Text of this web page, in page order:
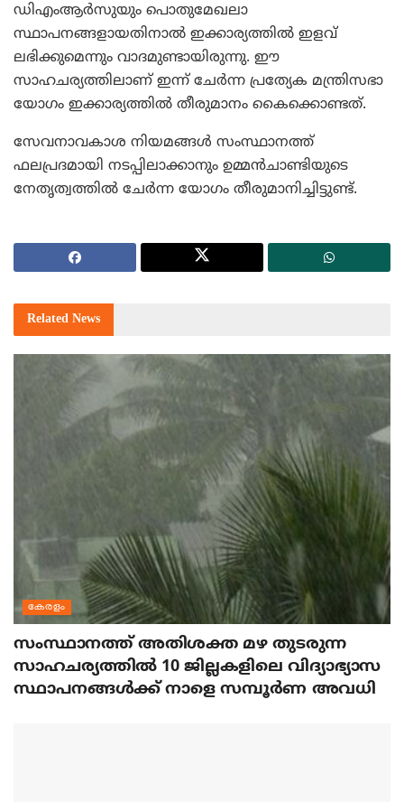
ഡിഎംആര്‍സുയും പൊതുമേഖലാ
സ്ഥാപനങ്ങളായതിനാല്‍ ഇക്കാര്യത്തില്‍ ഇളവ്
ലഭിക്കുമെന്നും വാദമുണ്ടായിരുന്നു. ഈ
സാഹചര്യത്തിലാണ് ഇന്ന് ചേര്‍ന്ന പ്രത്യേക മന്ത്രിസഭാ
യോഗം ഇക്കാര്യത്തില്‍ തീരുമാനം കൈക്കൊണ്ടത്.
സേവനാവകാശ നിയമങ്ങള്‍ സംസ്ഥാനത്ത്
ഫലപ്രദമായി നടപ്പിലാക്കാനും ഉമ്മന്‍ചാണ്ടിയുടെ
നേതൃത്വത്തില്‍ ചേര്‍ന്ന യോഗം തീരുമാനിച്ചിട്ടുണ്ട്.
Related News
കേരളം
സംസ്ഥാനത്ത് അതിശക്ത മഴ തുടരുന്ന
സാഹചര്യത്തിൽ 10 ജില്ലകളിലെ വിദ്യാഭ്യാസ
സ്ഥാപനങ്ങൾക്ക് നാളെ സമ്പൂർണ അവധി